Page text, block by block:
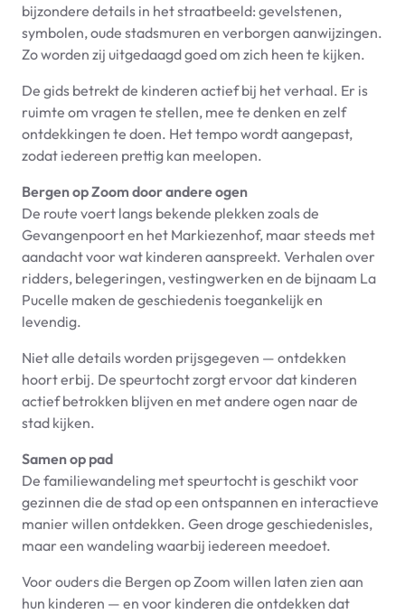
bijzondere details in het straatbeeld: gevelstenen,
symbolen, oude stadsmuren en verborgen aanwijzingen.
Zo worden zij uitgedaagd goed om zich heen te kijken.
De gids betrekt de kinderen actief bij het verhaal. Er is
ruimte om vragen te stellen, mee te denken en zelf
ontdekkingen te doen. Het tempo wordt aangepast,
zodat iedereen prettig kan meelopen.
Bergen op Zoom door andere ogen
De route voert langs bekende plekken zoals de
Gevangenpoort en het Markiezenhof, maar steeds met
aandacht voor wat kinderen aanspreekt. Verhalen over
ridders, belegeringen, vestingwerken en de bijnaam La
Pucelle maken de geschiedenis toegankelijk en
levendig.
Niet alle details worden prijsgegeven — ontdekken
hoort erbij. De speurtocht zorgt ervoor dat kinderen
actief betrokken blijven en met andere ogen naar de
stad kijken.
Samen op pad
De familiewandeling met speurtocht is geschikt voor
gezinnen die de stad op een ontspannen en interactieve
manier willen ontdekken. Geen droge geschiedenisles,
maar een wandeling waarbij iedereen meedoet.
Voor ouders die Bergen op Zoom willen laten zien aan
hun kinderen — en voor kinderen die ontdekken dat